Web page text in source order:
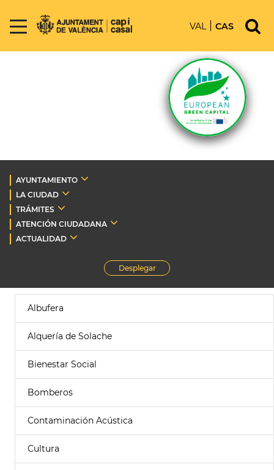
VAL CAS
AYUNTAMIENTO
LA CIUDAD
TRÁMITES
ATENCIÓN CIUDADANA
ACTUALIDAD
Desplegar
Albufera
Alquería de Solache
Bienestar Social
Bomberos
Contaminación Acústica
Cultura